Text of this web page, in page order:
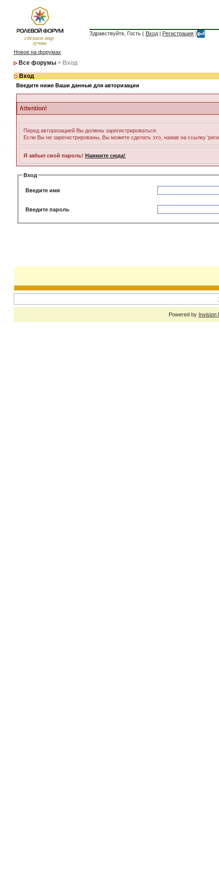
Здравствуйте, Гость ( Вход | Регистрация )
Новое на форумах
Все форумы > Вход
Вход
Введите ниже Ваши данные для авторизации
Attention!
Перед авторизацией Вы должны зарегистрироваться
Если Вы не зарегистрированы, Вы можете сделать это, нажав на ссылку
Я забыл свой пароль! Нажмите сюда!
Вход
Введите имя
Введите пароль
Powered by Invision